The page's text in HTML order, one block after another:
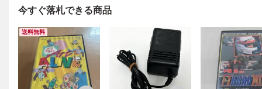
今すぐ落札できる商品
送料無料